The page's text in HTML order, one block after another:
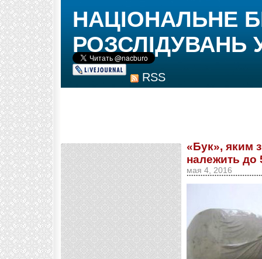
RSS
НАЦІОНАЛЬНЕ
РОЗСЛІДУВАНЬ
«Бук», яким
належить до
мая 4, 2016